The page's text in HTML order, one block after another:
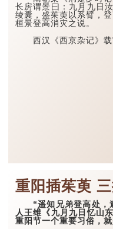
长房谓景曰：九月九日
绫囊，盛茱萸以系臂，
桓景登高消灾之说。
西汉《西京杂记》载
重阳插茱萸
“遥知兄弟登高处，
人王维《九月九日忆山
重阳节一个重要习俗，就